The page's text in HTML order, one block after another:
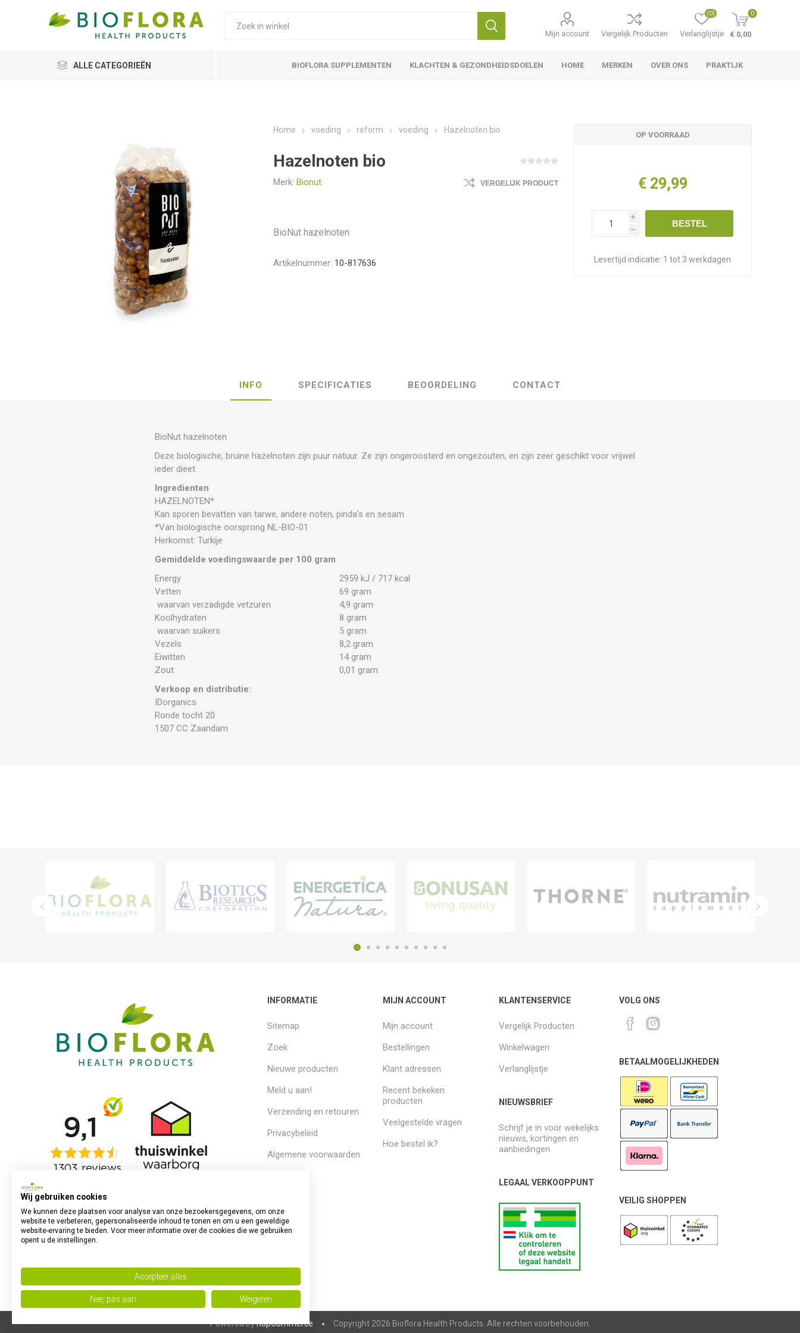
Mijn account Vergelijk Producten Verlanglijstje
(0) 0
€ 0,00
ALLE CATEGORIEËN BIOFLORA SUPPLEMENTEN KLACHTEN & GEZONDHEIDSDOELEN HOME MERKEN OVER ONS PRAKTIJK
Home voeding reform voeding Hazelnoten bio
Hazelnoten bio
Merk: Bionut VERGELIJK PRODUCT
BioNut hazelnoten
Artikelnummer: 10-817636
OP VOORRAAD
€ 29,99
i
h
BESTEL
Levertijd indicatie: 1 tot 3 werkdagen
INFO SPECIFICATIES BEOORDELING CONTACT
BioNut hazelnoten
Deze biologische, bruine hazelnoten zijn puur natuur. Ze zijn ongeroosterd en ongezouten, en zijn zeer geschikt voor vrijwel
ieder dieet.
Ingredienten
HAZELNOTEN*
Kan sporen bevatten van tarwe, andere noten, pinda's en sesam
*Van biologische oorsprong NL-BIO-01
Herkomst: Turkije
Gemiddelde voedingswaarde per 100 gram
Energy
2959 kJ / 717 kcal
Vetten
69 gram
waarvan verzadigde vetzuren
4,9 gram
Koolhydraten
8 gram
waarvan suikers
5 gram
Vezels
8,2 gram
Eiwitten
14 gram
Zout
0,01 gram
Verkoop en distributie:
IDorganics
Ronde tocht 20
1507 CC Zaandam
INFORMATIE
Sitemap
Zoek
Nieuwe producten
Meld u aan!
Verzending en retouren
Privacybeleid
Algemene voorwaarden
MIJN ACCOUNT
Mijn account
Bestellingen
Klant adressen
Recent bekeken
producten
Veelgestelde vragen
Hoe bestel ik?
KLANTENSERVICE
Vergelijk Producten
Winkelwagen
Verlanglijstje
NIEUWSBRIEF
Schrijf je in voor wekelijks
nieuws, kortingen en
aanbiedingen
LEGAAL VERKOOPPUNT
VOLG ONS
BETAALMOGELIJKHEDEN
VEILIG SHOPPEN
Powered bynopCommerce Copyright 2026 Bioflora Health Products. Alle rechten voorbehouden.
Wij gebruiken cookies
We kunnen deze plaatsen voor analyse van onze bezoekersgegevens, om onze
website te verbeteren, gepersonaliseerde inhoud te tonen en om u een geweldige
website-ervaring te bieden. Voor meer informatie over de cookies die we gebruiken
opent u de instellingen.
Accepteer alles
Nee, pas aan Weigeren